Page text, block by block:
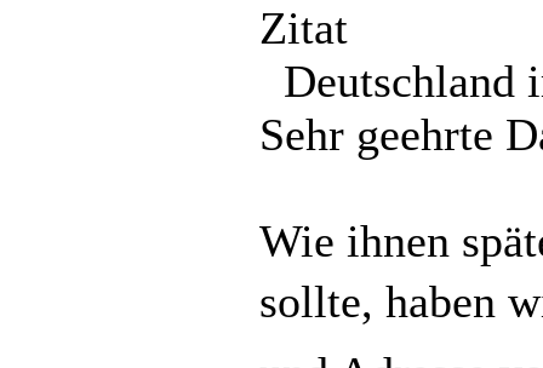
Zitat
Deutschland
Sehr geehrte
Wie ihnen
sollte, haben